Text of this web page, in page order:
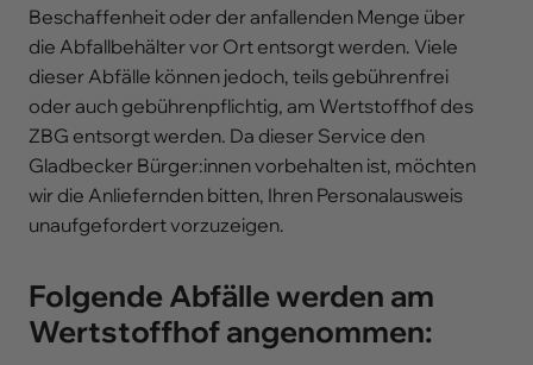
Beschaffenheit oder der anfallenden Menge über
die Abfallbehälter vor Ort entsorgt werden. Viele
dieser Abfälle können jedoch, teils gebührenfrei
oder auch gebührenpflichtig, am Wertstoffhof des
ZBG entsorgt werden. Da dieser Service den
Gladbecker Bürger:innen vorbehalten ist, möchten
wir die Anliefernden bitten, Ihren Personalausweis
unaufgefordert vorzuzeigen.
Folgende Abfälle werden am
Wertstoffhof angenommen: